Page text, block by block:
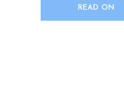
READ ON